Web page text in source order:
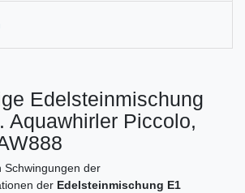
Edelsteinmischung
Aquawhirler Piccolo,
Schwingungen der
der Edelsteinmischung E1